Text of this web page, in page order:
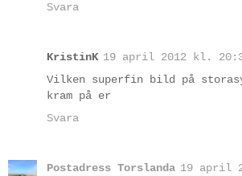
Svara
KristinK 19 april 2012 kl.
Vilken superfin bild på
kram på er
Svara
Postadress Torslanda 19 april